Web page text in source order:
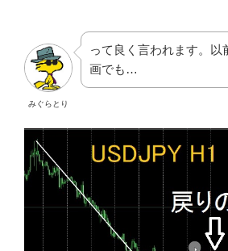
みぐらとり
って良く言われます。以
画でも…